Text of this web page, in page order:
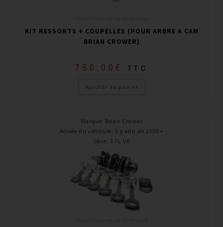
KIT RESSORTS + COUPELLES (POUR ARBRE A CAM
BRIAN CROWER)
750,00 € TTC
Ajouter au panier
Marque: Brian Crower
Année du véhicule: à partir de 2009+
Série: 3.7L V6